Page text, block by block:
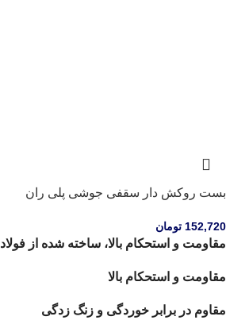
بست روکش دار سقفی جوشی پلی ران
152,720 تومان
مقاومت و استحکام بالا، ساخته شده از فولاد
مقاومت و استحکام بالا
مقاوم در برابر خوردگی و زنگ زدگی